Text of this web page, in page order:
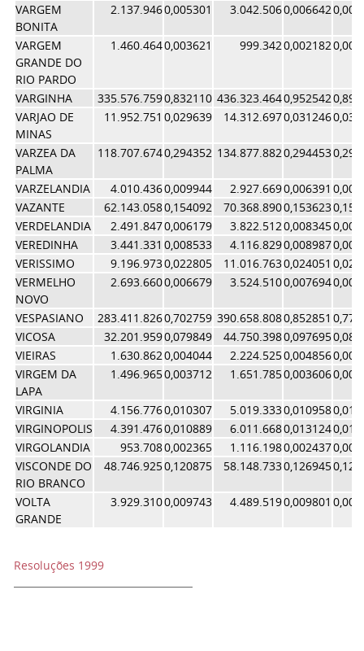
VARGEM
BONITA
2.137.9460,005301 3.042.5060,006642
VARGEM
GRANDE DO
RIO PARDO
1.460.4640,003621 999.3420,002182
VARGINHA 335.576.7590,832110 436.323.4640,952542
VARJAO DE
MINAS
11.952.751 0,029639 14.312.6970,031246
VARZEA DA
PALMA
118.707.6740,294352 134.877.8820,294453
VARZELANDIA 4.010.4360,009944 2.927.6690,006391
VAZANTE
62.143.0580,154092 70.368.8900,153623
VERDELANDIA
2.491.8470,006179 3.822.5120,008345
VEREDINHA
3.441.331 0,008533 4.116.8290,008987
VERISSIMO
9.196.9730,022805 11.016.7630,024051
VERMELHO
NOVO
2.693.6600,006679 3.524.5100,007694
VESPASIANO 283.411.8260,702759 390.658.8080,852851
VICOSA
32.201.9590,079849 44.750.3980,097695
VIEIRAS
1.630.8620,004044 2.224.5250,004856
VIRGEM DA
LAPA
1.496.9650,003712 1.651.7850,003606
VIRGINIA 4.156.7760,010307 5.019.3330,010958
VIRGINOPOLIS
4.391.4760,010889 6.011.6680,013124
VIRGOLANDIA
953.7080,002365 1.116.1980,002437
VISCONDE DO
RIO BRANCO
48.746.9250,120875 58.148.7330,126945
VOLTA
GRANDE
3.929.3100,009743 4.489.5190,009801
Resoluções 1999